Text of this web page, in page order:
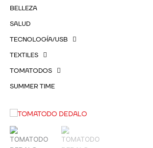
BELLEZA
SALUD
TECNOLOGÍA/USB
TEXTILES
TOMATODOS
SUMMER TIME